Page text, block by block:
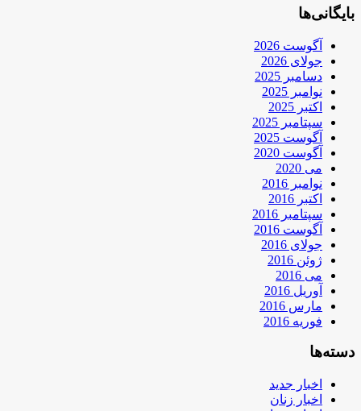
بایگانی‌ها
آگوست 2026
جولای 2026
دسامبر 2025
نوامبر 2025
اکتبر 2025
سپتامبر 2025
آگوست 2025
آگوست 2020
می 2020
نوامبر 2016
اکتبر 2016
سپتامبر 2016
آگوست 2016
جولای 2016
ژوئن 2016
می 2016
آوریل 2016
مارس 2016
فوریه 2016
دسته‌ها
اخبار جدید
اخبار زنان